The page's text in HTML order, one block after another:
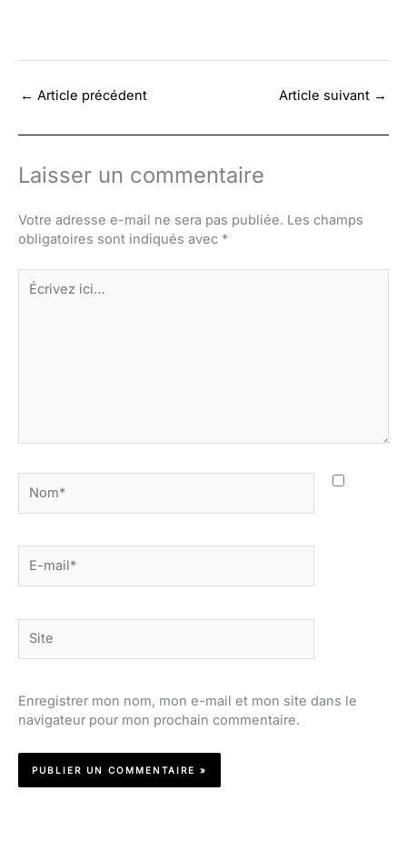
← Article précédent Article suivant →
Laisser un commentaire
Votre adresse e-mail ne sera pas publiée. Les champs
obligatoires sont indiqués avec *
Écrivez
ici…
mail*
Enregistrer mon nom, mon e-mail et mon site dans le
navigateur pour mon prochain commentaire.